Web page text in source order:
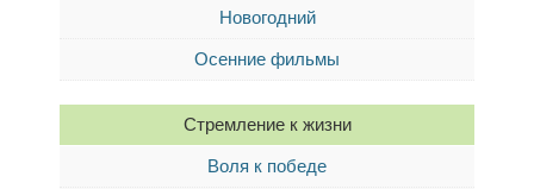
Новогодний
Осенние фильмы
Стремление к жизни
Воля к победе